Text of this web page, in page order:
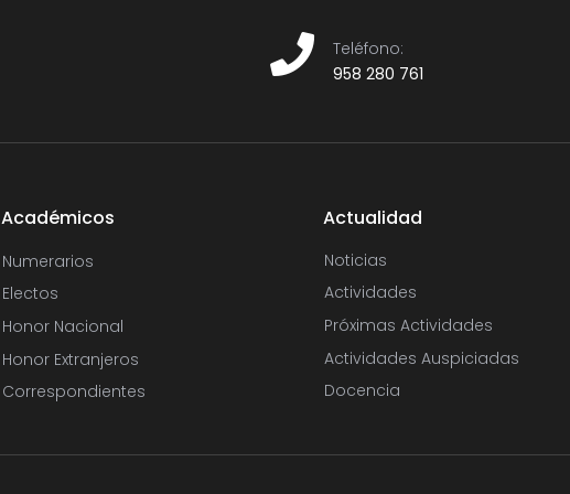
Teléfono:​
958 280 761
Académicos
Numerarios
Electos
Honor Nacional
Honor Extranjeros
Correspondientes
Actualidad
Noticias
Actividades
Próximas Actividades
Actividades Auspiciadas
Docencia